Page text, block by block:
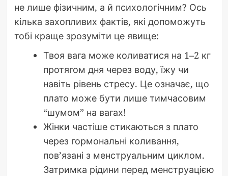
не лише фізичним, а й психологічним? Ось
кілька захопливих фактів, які допоможуть
тобі краще зрозуміти це явище:
Твоя вага може коливатися на 1–2 кг
протягом дня через воду, їжу чи
навіть рівень стресу. Це означає, що
плато може бути лише тимчасовим
“шумом” на вагах!
Жінки частіше стикаються з плато
через гормональні коливання,
пов’язані з менструальним циклом.
Затримка рідини перед менструацією